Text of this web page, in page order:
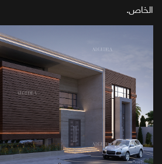
الخاص.